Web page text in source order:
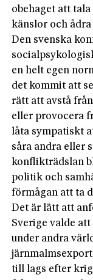
obehaget att
känslor och
Den svenska
en helt egen
det kommit att
rätt att avstå
eller provocera
låta sympatiskt
såra andra eller
konflikträdslan
politik och
förmågan att ta
Det är lätt att
Sverige valde
under andra
till lags efter